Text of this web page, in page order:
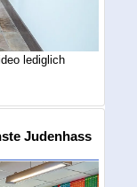
lediglich
Judenhass